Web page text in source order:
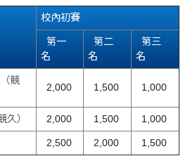
校內初賽
第一
名
第二
名
第三
名
競
2,000 1,500 1,000
久） 2,000 1,500 1,000
2,500 2,000 1,500